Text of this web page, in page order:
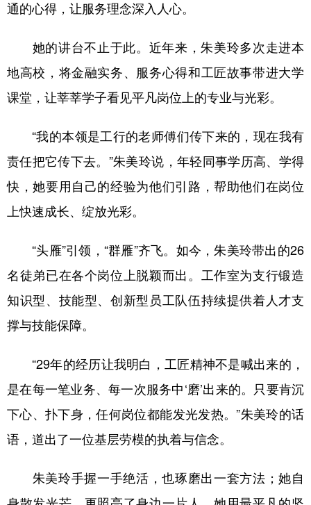
通的心得，让服务理念深入人心。
她的讲台不止于此。近年来，朱美玲多次走进本
地高校，将金融实务、服务心得和工匠故事带进大学
课堂，让莘莘学子看见平凡岗位上的专业与光彩。
“我的本领是工行的老师傅们传下来的，现在我有
责任把它传下去。”朱美玲说，年轻同事学历高、学得
快，她要用自己的经验为他们引路，帮助他们在岗位
上快速成长、绽放光彩。
“头雁”引领，“群雁”齐飞。如今，朱美玲带出的26
名徒弟已在各个岗位上脱颖而出。工作室为支行锻造
知识型、技能型、创新型员工队伍持续提供着人才支
撑与技能保障。
“29年的经历让我明白，工匠精神不是喊出来的，
是在每一笔业务、每一次服务中‘磨’出来的。只要肯沉
下心、扑下身，任何岗位都能发光发热。”朱美玲的话
语，道出了一位基层劳模的执着与信念。
朱美玲手握一手绝活，也琢磨出一套方法；她自